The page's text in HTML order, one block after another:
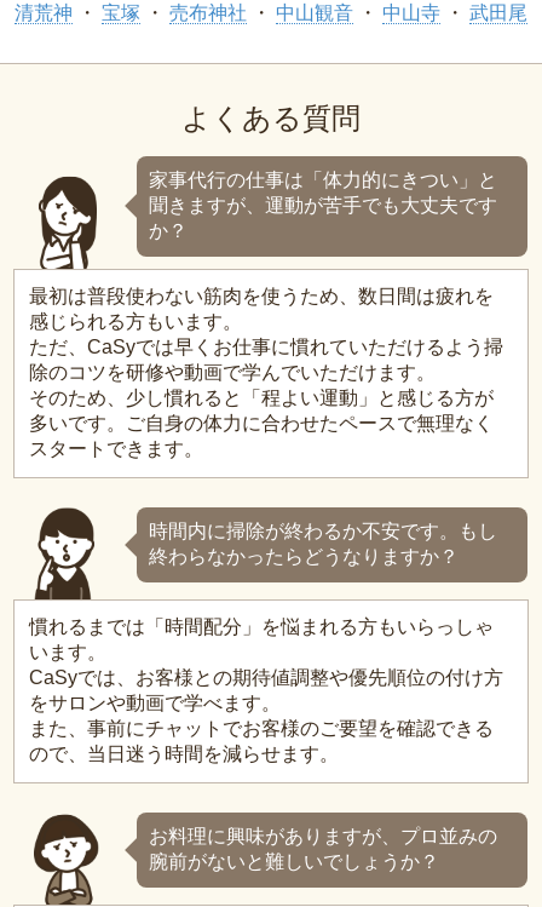
清荒神
宝塚 売布神社 中山観音 中山寺 武田尾
よくある質問
家事代行の仕事は「体力的にきつい」と
聞きますが、運動が苦手でも大丈夫です
か？
最初は普段使わない筋肉を使うため、数日間は疲れを
感じられる方もいます。
ただ、CaSyでは早くお仕事に慣れていただけるよう掃
除のコツを研修や動画で学んでいただけます。
そのため、少し慣れると「程よい運動」と感じる方が
多いです。ご自身の体力に合わせたペースで無理なく
スタートできます。
時間内に掃除が終わるか不安です。もし
終わらなかったらどうなりますか？
慣れるまでは「時間配分」を悩まれる方もいらっしゃ
います。
CaSyでは、お客様との期待値調整や優先順位の付け方
をサロンや動画で学べます。
また、事前にチャットでお客様のご要望を確認できる
ので、当日迷う時間を減らせます。
お料理に興味がありますが、プロ並みの
腕前がないと難しいでしょうか？